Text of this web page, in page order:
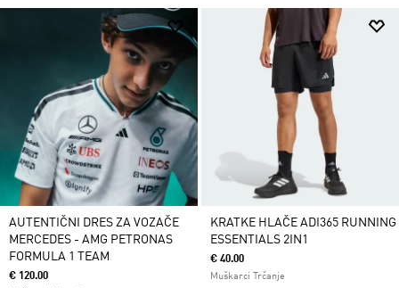
AUTENTIČNI DRES ZA VOZAČE
MERCEDES - AMG PETRONAS
FORMULA 1 TEAM
€ 120.00
KRATKE HLAČE ADI365 RUNNING
ESSENTIALS 2IN1
€ 40.00
Muškarci Trčanje